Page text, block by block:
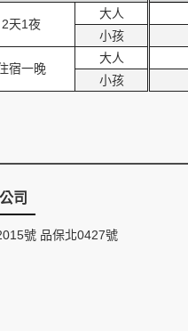
2天1夜
大人
小孩
宿一晚
大人
小孩
司
號 品保北0427號